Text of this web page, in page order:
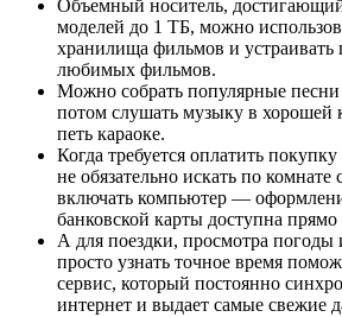
Объемный носитель,
моделей до 1 ТБ, можно
хранилища фильмов и устраивать
любимых фильмов.
Можно собрать популярные
потом слушать музыку в хорошей
петь караоке.
Когда требуется оплатить
не обязательно искать по
включать компьютер —
банковской карты доступна
А для поездки, просмотра погоды
просто узнать точное время
сервис, который постоянно
интернет и выдает самые свежие